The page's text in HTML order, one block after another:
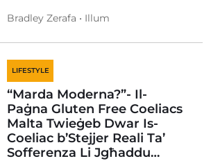
Bradley Zerafa • Illum
LIFESTYLE
“Marda Moderna?”- Il-
Paġna Gluten Free Coeliacs
Malta Twieġeb Dwar Is-
Coeliac b’Stejjer Reali Ta’
Sofferenza Li Jgħaddu…